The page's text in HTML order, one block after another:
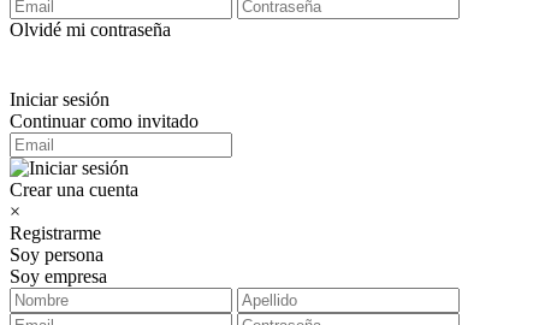
Olvidé mi contraseña
Iniciar sesión
Continuar como invitado
Crear una cuenta
×
Registrarme
Soy persona
Soy empresa